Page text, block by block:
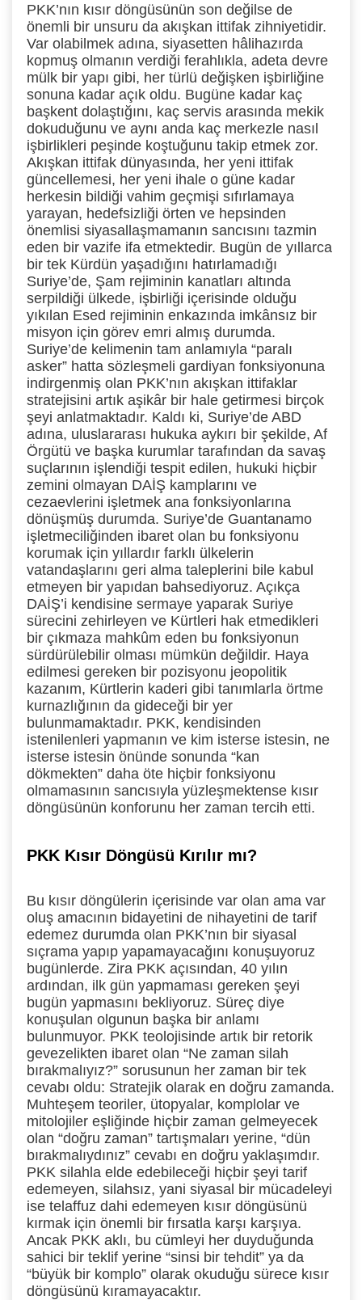
PKK’nın kısır döngüsünün son değilse de
önemli bir unsuru da akışkan ittifak zihniyetidir.
Var olabilmek adına, siyasetten hâlihazırda
kopmuş olmanın verdiği ferahlıkla, adeta devre
mülk bir yapı gibi, her türlü değişken işbirliğine
sonuna kadar açık oldu. Bugüne kadar kaç
başkent dolaştığını, kaç servis arasında mekik
dokuduğunu ve aynı anda kaç merkezle nasıl
işbirlikleri peşinde koştuğunu takip etmek zor.
Akışkan ittifak dünyasında, her yeni ittifak
güncellemesi, her yeni ihale o güne kadar
herkesin bildiği vahim geçmişi sıfırlamaya
yarayan, hedefsizliği örten ve hepsinden
önemlisi siyasallaşmamanın sancısını tazmin
eden bir vazife ifa etmektedir. Bugün de yıllarca
bir tek Kürdün yaşadığını hatırlamadığı
Suriye’de, Şam rejiminin kanatları altında
serpildiği ülkede, işbirliği içerisinde olduğu
yıkılan Esed rejiminin enkazında imkânsız bir
misyon için görev emri almış durumda.
Suriye’de kelimenin tam anlamıyla “paralı
asker” hatta sözleşmeli gardiyan fonksiyonuna
indirgenmiş olan PKK’nın akışkan ittifaklar
stratejisini artık aşikâr bir hale getirmesi birçok
şeyi anlatmaktadır. Kaldı ki, Suriye’de ABD
adına, uluslararası hukuka aykırı bir şekilde, Af
Örgütü ve başka kurumlar tarafından da savaş
suçlarının işlendiği tespit edilen, hukuki hiçbir
zemini olmayan DAİŞ kamplarını ve
cezaevlerini işletmek ana fonksiyonlarına
dönüşmüş durumda. Suriye’de Guantanamo
işletmeciliğinden ibaret olan bu fonksiyonu
korumak için yıllardır farklı ülkelerin
vatandaşlarını geri alma taleplerini bile kabul
etmeyen bir yapıdan bahsediyoruz. Açıkça
DAİŞ’i kendisine sermaye yaparak Suriye
sürecini zehirleyen ve Kürtleri hak etmedikleri
bir çıkmaza mahkûm eden bu fonksiyonun
sürdürülebilir olması mümkün değildir. Haya
edilmesi gereken bir pozisyonu jeopolitik
kazanım, Kürtlerin kaderi gibi tanımlarla örtme
kurnazlığının da gideceği bir yer
bulunmamaktadır. PKK, kendisinden
istenilenleri yapmanın ve kim isterse istesin, ne
isterse istesin önünde sonunda “kan
dökmekten” daha öte hiçbir fonksiyonu
olmamasının sancısıyla yüzleşmektense kısır
döngüsünün konforunu her zaman tercih etti.
PKK Kısır Döngüsü Kırılır mı?
Bu kısır döngülerin içerisinde var olan ama var
oluş amacının bidayetini de nihayetini de tarif
edemez durumda olan PKK’nın bir siyasal
sıçrama yapıp yapamayacağını konuşuyoruz
bugünlerde. Zira PKK açısından, 40 yılın
ardından, ilk gün yapmaması gereken şeyi
bugün yapmasını bekliyoruz. Süreç diye
konuşulan olgunun başka bir anlamı
bulunmuyor. PKK teolojisinde artık bir retorik
gevezelikten ibaret olan “Ne zaman silah
bırakmalıyız?” sorusunun her zaman bir tek
cevabı oldu: Stratejik olarak en doğru zamanda.
Muhteşem teoriler, ütopyalar, komplolar ve
mitolojiler eşliğinde hiçbir zaman gelmeyecek
olan “doğru zaman” tartışmaları yerine, “dün
bırakmalıydınız” cevabı en doğru yaklaşımdır.
PKK silahla elde edebileceği hiçbir şeyi tarif
edemeyen, silahsız, yani siyasal bir mücadeleyi
ise telaffuz dahi edemeyen kısır döngüsünü
kırmak için önemli bir fırsatla karşı karşıya.
Ancak PKK aklı, bu cümleyi her duyduğunda
sahici bir teklif yerine “sinsi bir tehdit” ya da
“büyük bir komplo” olarak okuduğu sürece kısır
döngüsünü kıramayacaktır.